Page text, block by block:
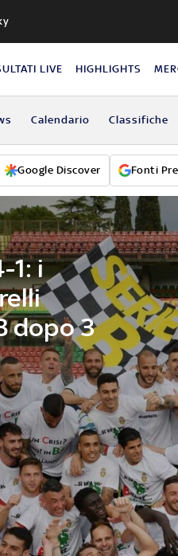
LIVE HIGHLIGHTS
Calendario Classifiche
Google Discover Fonti
1: i
dopo 3